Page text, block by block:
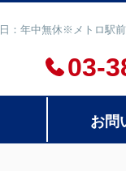
：年中無休※メトロ駅
03-
お問